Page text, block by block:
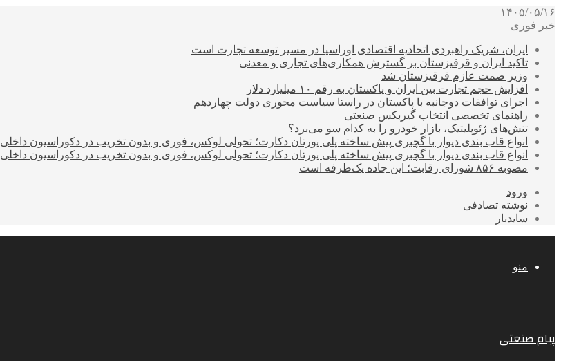
۱۴۰۵/۰۵/۱۶
خبر فوری
ایران، شریک راهبردی اتحادیه اقتصادی اوراسیا در مسیر توسعه تجارت است
تاکید ایران و قرقیزستان بر گسترش همکاری‌های تجاری و معدنی
وزیر صمت عازم قرقیزستان شد
افزایش حجم تجارت بین ایران و پاکستان به رقم ۱۰ میلیارد دلار
اجرای توافقات دوجانبه با پاکستان در راستا سیاست محوری دولت چهاردهم
راهنمای تخصصی انتخاب گیربکس صنعتی
تنش‌های ژئوپلیتیک، بازار خودرو را به کدام سو می‌برد؟
انواع قاب بندی دیوار با گچبری پیش ساخته پلی یورتان دکارت؛ تحولی لوکس، فوری و بدون تخریب در دکوراسیون داخلی
انواع قاب بندی دیوار با گچبری پیش ساخته پلی یورتان دکارت؛ تحولی لوکس، فوری و بدون تخریب در دکوراسیون داخلی
مصوبه ۸۵۶ شورای رقابت؛ این جاده یک‌طرفه است
ورود
نوشته تصادفی
سایدبار
منو
پیام صنعتی